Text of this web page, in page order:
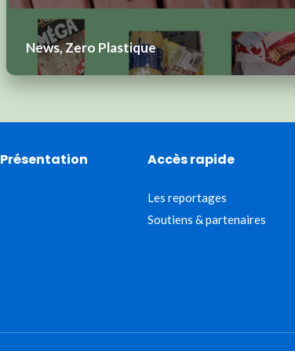
News, Zero Plastique
Présentation Accès rapide
Les reportages
Soutiens & partenaires